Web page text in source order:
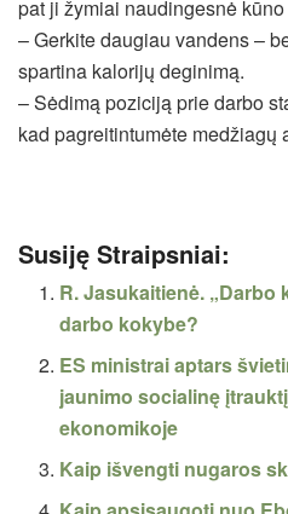
pat ji žymiai naudingesnė kūno
– Gerkite daugiau vandens –
spartina kalorijų deginimą.
– Sėdimą poziciją prie darbo
kad pagreitintumėte medžiagų
Susiję Straipsniai:
R. Jasukaitienė. „Darbo
darbo kokybe?
ES ministrai aptars
jaunimo socialinę
ekonomikoje
Kaip išvengti nugaros